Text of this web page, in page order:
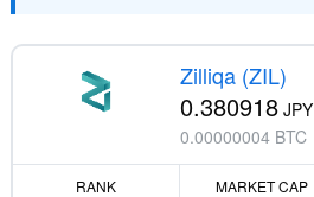
Zilliqa (ZIL)
0.380918 JPY
0.00000004 BTC
RANK MARKET CAP